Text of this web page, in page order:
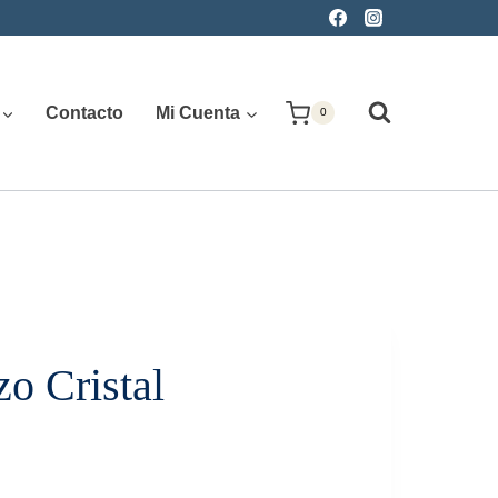
Contacto Mi Cuenta 0
Cristal